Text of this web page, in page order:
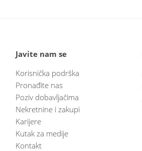
Javite nam se
Korisnička podrška
Pronađite nas
Poziv dobavljačima
Nekretnine i zakupi
Karijere
Kutak za medije
Kontakt